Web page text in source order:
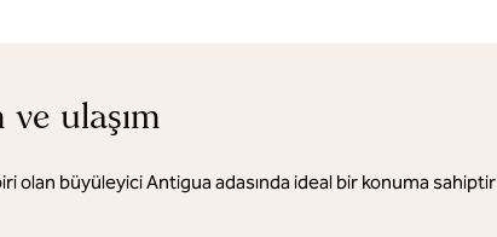
ulaşım
olan büyüleyici Antigua adasında ideal bir konuma sahiptir